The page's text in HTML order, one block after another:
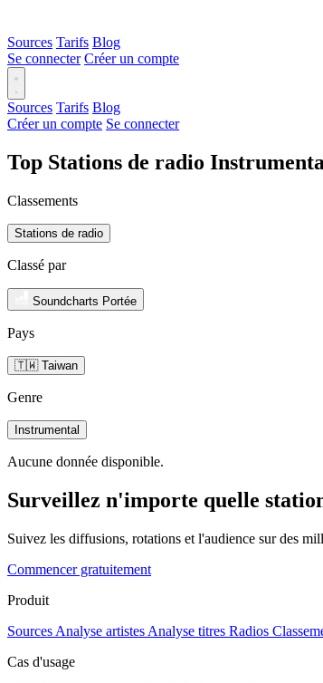
Sources Tarifs Blog
Se connecter Créer un compte
Sources Tarifs Blog
Créer un compte Se connecter
Top Stations de radio
Classements
Stations de radio
Classé par
Soundcharts Portée
Pays
🇹🇼 Taiwan
Genre
Instrumental
Aucune donnée disponible.
Surveillez n'importe quelle
Suivez les diffusions, rotations et l'audience sur des
Commencer gratuitement
Produit
Sources Analyse artistes Analyse titres Radios
Cas d'usage